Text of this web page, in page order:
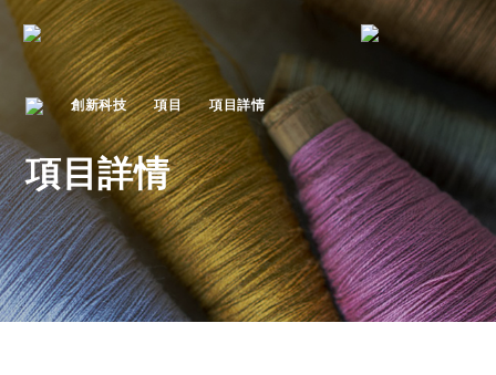
創新科技 項目 項目詳情
項目詳情